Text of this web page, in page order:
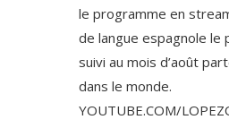
le programme en
de langue espagnole le
suivi au mois d’août
dans le monde.
YOUTUBE.COM/